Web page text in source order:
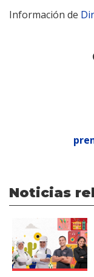
Información de
Noticias